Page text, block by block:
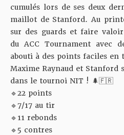
cumulés lors de ses deux
maillot de Stanford. Au
sur des guards et faire
du ACC Tournament avec
abouti à des points faciles en
Maxime Raynaud et
dans le tournoi NIT ! 🌲🇫🇷
🔹22 points
🔹7/17 au tir
🔹11 rebonds
🔹5 contres